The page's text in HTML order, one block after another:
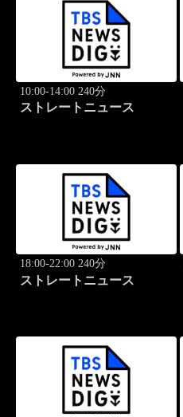
10:00-14:00 240分
ストレートニュース
18:00-22:00 240分
ストレートニュース